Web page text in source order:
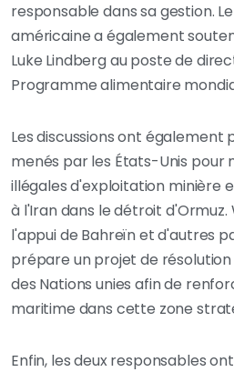
responsable dans sa gestion.
américaine a également
Luke Lindberg au poste de
Programme alimentaire
Les discussions ont également
menés par les États-Unis pour
illégales d'exploitation minière
à l'Iran dans le détroit d'Ormuz.
l'appui de Bahreïn et d'autres
prépare un projet de
des Nations unies afin de
maritime dans cette zone
Enfin, les deux responsables